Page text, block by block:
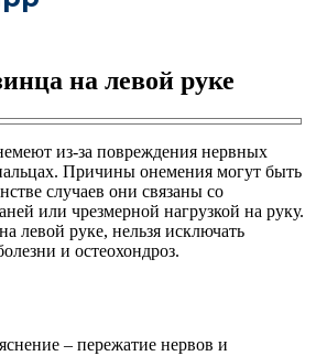
на левой руке
из-за повреждения нервных
Причины онемения могут быть
случаев они связаны со
или чрезмерной нагрузкой на руку.
левой руке, нельзя исключать
и остеохондроз.
– пережатие нервов и